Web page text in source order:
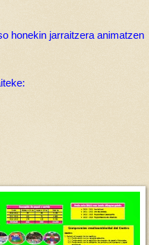
honekin jarraitzera animatzen